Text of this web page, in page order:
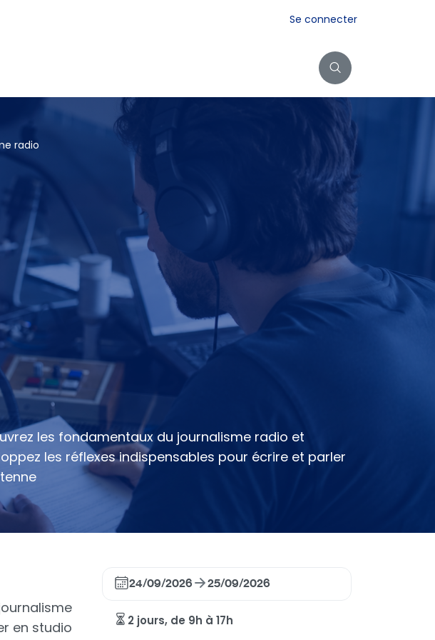
Se connecter
radio
les fondamentaux du journalisme radio et
les réflexes indispensables pour écrire et parler
24/09/2026 25/09/2026
2 jours, de 9h à 17h
en studio